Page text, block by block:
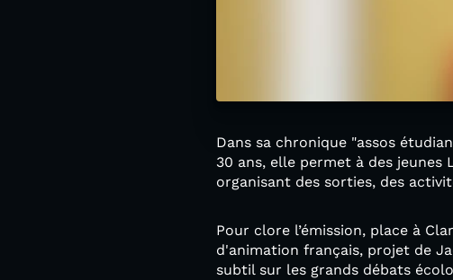
Dans sa chronique "assos
30 ans, elle permet à des
organisant des sorties, des
Pour clore l’émission, place à
d'animation français, projet de
subtil sur les grands débats